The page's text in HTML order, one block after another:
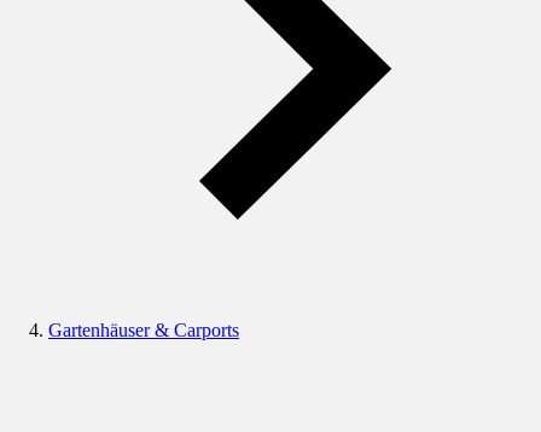
Gartenhäuser & Carports